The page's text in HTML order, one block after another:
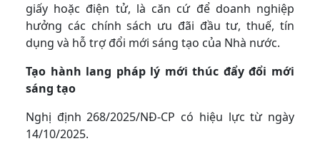
giấy hoặc điện tử, là căn cứ để doanh nghiệp
hưởng các chính sách ưu đãi đầu tư, thuế, tín
dụng và hỗ trợ đổi mới sáng tạo của Nhà nước.
Tạo hành lang pháp lý mới thúc đẩy đổi mới
sáng tạo
Nghị định 268/2025/NĐ-CP có hiệu lực từ ngày
14/10/2025.